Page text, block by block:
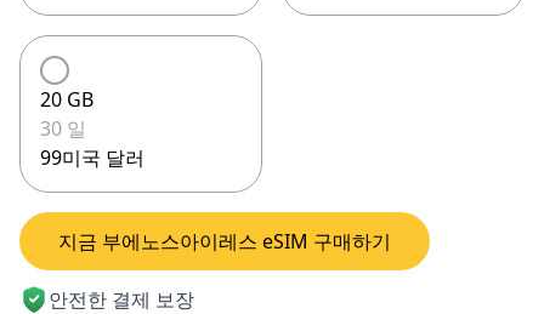
20 GB
30 일
99미국 달러
지금 부에노스아이레스 eSIM 구매하기
안전한 결제 보장